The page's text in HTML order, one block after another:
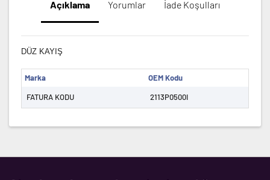
Açıklama Yorumlar İade Koşulları
DÜZ KAYIŞ
Marka
OEM Kodu
FATURA KODU
2113P0500I